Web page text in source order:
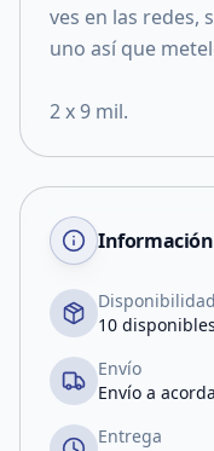
ves en las redes,
uno así que
2 x 9 mil.
Disponibilidad
10 disponibles
Envío
Envío a
Entrega